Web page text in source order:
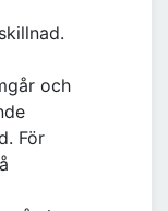
och
För